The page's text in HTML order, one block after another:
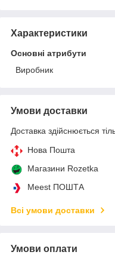
Характеристики
Основні атрибути
Виробник
Умови доставки
Доставка здійснюється
Нова Пошта
Магазини Rozetka
Meest ПОШТА
Всі умови доставки
Умови оплати